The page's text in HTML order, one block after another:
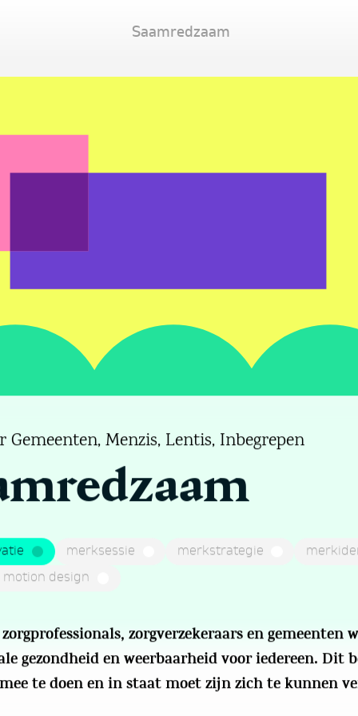
Saamredzaam
Gemeenten, Menzis, Lentis, Inbegrepen
merksessie merkstrategie
motion design
zorgverzekeraars en gemeenten
gezondheid en weerbaarheid voor iedereen. Dit
te doen en in staat moet zijn zich te kunnen